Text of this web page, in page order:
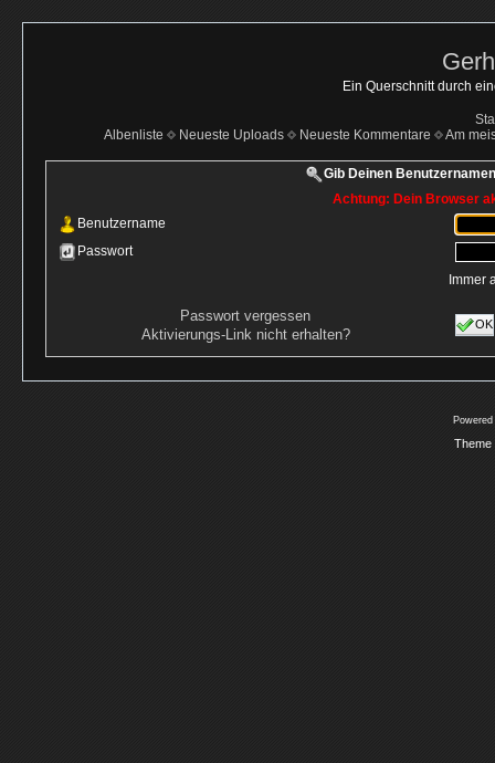
Ein Querschnitt durch
Albenliste
Neueste Uploads Neueste Kommentare Am
Gib Deinen
Achtung: Dein Browser
Benutzername
Passwort
Immer
Passwort vergessen
Aktivierungs-Link nicht erhalten?
OK
Theme